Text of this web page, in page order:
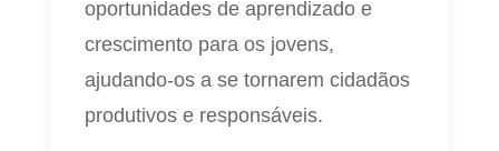
oportunidades de aprendizado e
crescimento para os jovens,
ajudando-os a se tornarem cidadãos
produtivos e responsáveis.